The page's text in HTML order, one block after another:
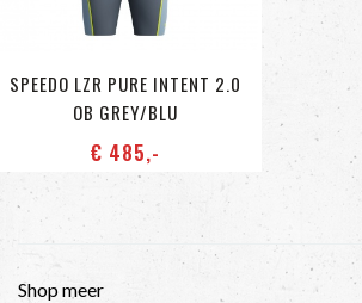
SPEEDO LZR PURE INTENT 2.0
OB GREY/BLU
€ 485,-
Shop meer